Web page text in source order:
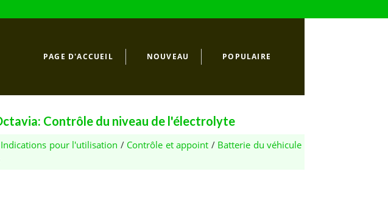
PAGE D'ACCUEIL NOUVEAU POPULAIRE
Contrôle du niveau de l'électrolyte
Indications pour l'utilisation / Contrôle et appoint / Batterie du véhicule